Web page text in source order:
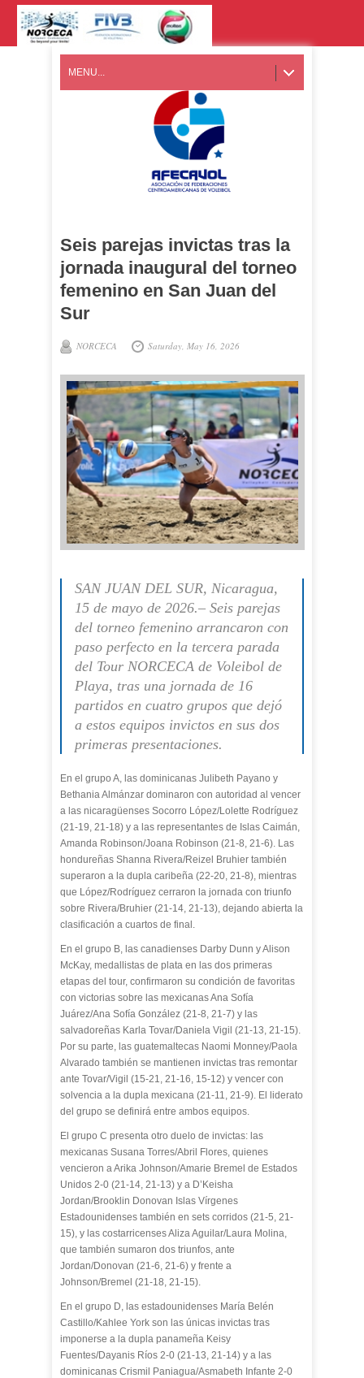
MENU...
Seis parejas invictas tras la
jornada inaugural del torneo
femenino en San Juan del
Sur
NORCECA Saturday, May 16, 2026
SAN JUAN DEL SUR, Nicaragua,
15 de mayo de 2026.– Seis parejas
del torneo femenino arrancaron con
paso perfecto en la tercera parada
del Tour NORCECA de Voleibol de
Playa, tras una jornada de 16
partidos en cuatro grupos que dejó
a estos equipos invictos en sus dos
primeras presentaciones.
En el grupo A, las dominicanas Julibeth Payano y
Bethania Almánzar dominaron con autoridad al vencer
a las nicaragüenses Socorro López/Lolette Rodríguez
(21-19, 21-18) y a las representantes de Islas Caimán,
Amanda Robinson/Joana Robinson (21-8, 21-6). Las
hondureñas Shanna Rivera/Reizel Bruhier también
superaron a la dupla caribeña (22-20, 21-8), mientras
que López/Rodríguez cerraron la jornada con triunfo
sobre Rivera/Bruhier (21-14, 21-13), dejando abierta la
clasificación a cuartos de final.
En el grupo B, las canadienses Darby Dunn y Alison
McKay, medallistas de plata en las dos primeras
etapas del tour, confirmaron su condición de favoritas
con victorias sobre las mexicanas Ana Sofía
Juárez/Ana Sofía González (21-8, 21-7) y las
salvadoreñas Karla Tovar/Daniela Vigil (21-13, 21-15).
Por su parte, las guatemaltecas Naomi Monney/Paola
Alvarado también se mantienen invictas tras remontar
ante Tovar/Vigil (15-21, 21-16, 15-12) y vencer con
solvencia a la dupla mexicana (21-11, 21-9). El liderato
del grupo se definirá entre ambos equipos.
El grupo C presenta otro duelo de invictas: las
mexicanas Susana Torres/Abril Flores, quienes
vencieron a Arika Johnson/Amarie Bremel de Estados
Unidos 2-0 (21-14, 21-13) y a D’Keisha
Jordan/Brooklin Donovan Islas Vírgenes
Estadounidenses también en sets corridos (21-5, 21-
15), y las costarricenses Aliza Aguilar/Laura Molina,
que también sumaron dos triunfos, ante
Jordan/Donovan (21-6, 21-6) y frente a
Johnson/Bremel (21-18, 21-15).
En el grupo D, las estadounidenses María Belén
Castillo/Kahlee York son las únicas invictas tras
imponerse a la dupla panameña Keisy
Fuentes/Dayanis Ríos 2-0 (21-13, 21-14) y a las
dominicanas Crismil Paniagua/Asmabeth Infante 2-0